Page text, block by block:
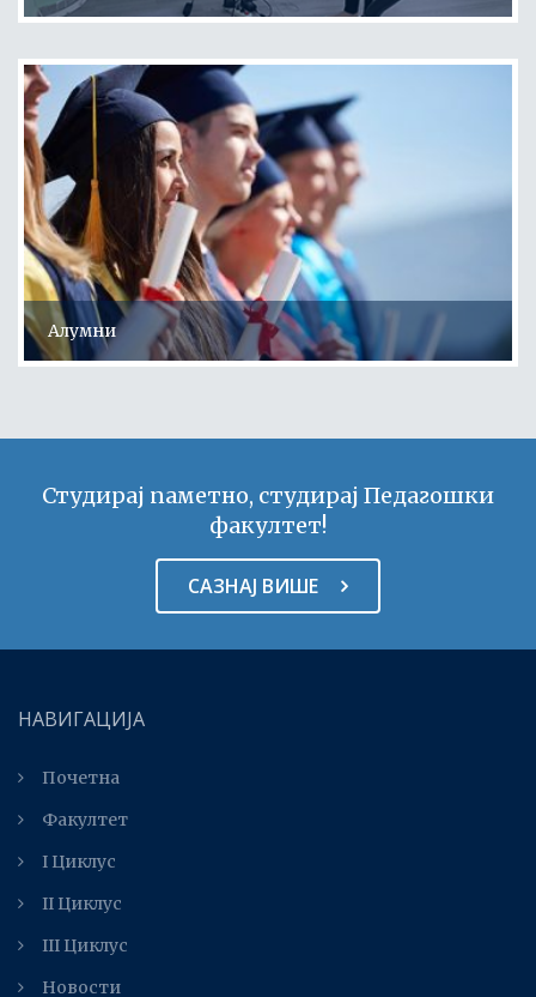
Алумни
Студирај паметно, студирај Педагошки
факултет!
САЗНАЈ ВИШЕ
НАВИГАЦИЈА
Почетна
Факултет
I Циклус
II Циклус
III Циклус
Новости